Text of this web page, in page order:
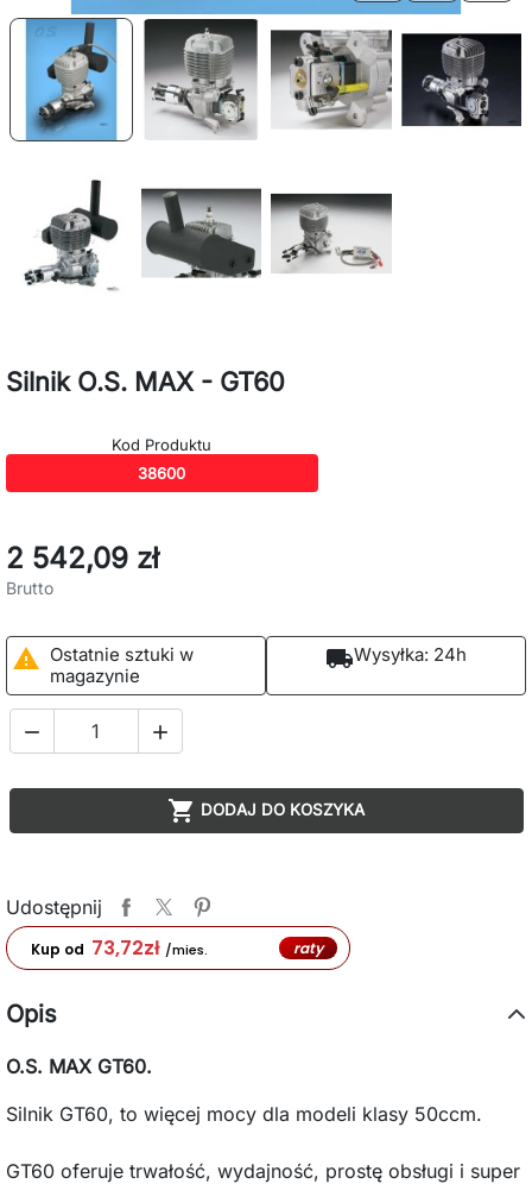
Silnik O.S. MAX - GT60
Kod Produktu
38600
2 542,09 zł
Brutto
 Ostatnie sztuki w
magazynie
local_shippingWysyłka: 24h
 
 DODAJ DO KOSZYKA
Udostępnij
Kup od 73,72zł /mies. raty
Opis
O.S. MAX GT60.
Silnik GT60, to więcej mocy dla modeli klasy 50ccm.
GT60 oferuje trwałość, wydajność, prostę obsługi i super